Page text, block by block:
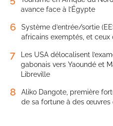
avance face à l’Égypte
6
Système d’entrée/sortie
africains exemptés, et
7
Les USA délocalisent
gabonais vers Yaoundé et
Libreville
8
Aliko Dangote, première
de sa fortune à des œuvres